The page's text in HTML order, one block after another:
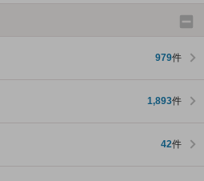
979件
1,893件
42件